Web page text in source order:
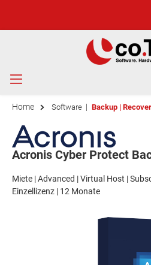
Home Software | Backup |
Acronis Cyber Protect
Miete | Advanced | Virtual Host |
Einzellizenz | 12 Monate